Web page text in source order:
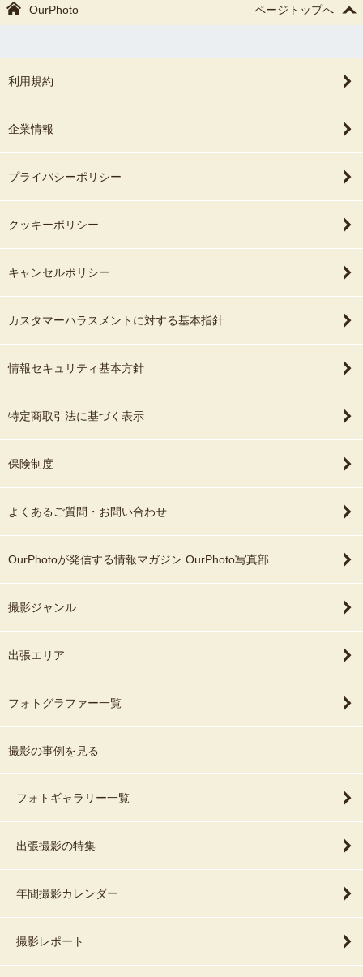
OurPhoto ページトップへ
利用規約
企業情報
プライバシーポリシー
クッキーポリシー
キャンセルポリシー
カスタマーハラスメントに対する基本指針
情報セキュリティ基本方針
特定商取引法に基づく表示
保険制度
よくあるご質問・お問い合わせ
OurPhotoが発信する情報マガジン OurPhoto写真部
撮影ジャンル
出張エリア
フォトグラファー一覧
撮影の事例を見る
フォトギャラリー一覧
出張撮影の特集
年間撮影カレンダー
撮影レポート